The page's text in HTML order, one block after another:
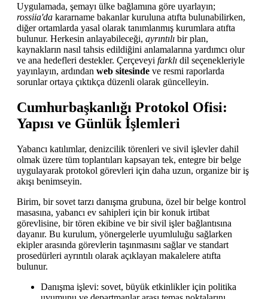
Uygulamada, şemayı ülke bağlamına göre uyarlayın;
rossiia'da kararname bakanlar kuruluna atıfta bulunabilirken,
diğer ortamlarda yasal olarak tanımlanmış kurumlara atıfta
bulunur. Herkesin anlayabileceği, ayrıntılı bir plan,
kaynakların nasıl tahsis edildiğini anlamalarına yardımcı olur
ve ana hedefleri destekler. Çerçeveyi farklı dil seçenekleriyle
yayınlayın, ardından web sitesinde ve resmi raporlarda
sorunlar ortaya çıktıkça düzenli olarak güncelleyin.
Cumhurbaşkanlığı Protokol Ofisi:
Yapısı ve Günlük İşlemleri
Yabancı katılımlar, denizcilik törenleri ve sivil işlevler dahil
olmak üzere tüm toplantıları kapsayan tek, entegre bir belge
uygulayarak protokol görevleri için daha uzun, organize bir iş
akışı benimseyin.
Birim, bir sovet tarzı danışma grubuna, özel bir belge kontrol
masasına, yabancı ev sahipleri için bir konuk irtibat
görevlisine, bir tören ekibine ve bir sivil işler bağlantısına
dayanır. Bu kurulum, yönergelerle uyumluluğu sağlarken
ekipler arasında görevlerin taşınmasını sağlar ve standart
prosedürleri ayrıntılı olarak açıklayan makalelere atıfta
bulunur.
Danışma işlevi: sovet, büyük etkinlikler için politika